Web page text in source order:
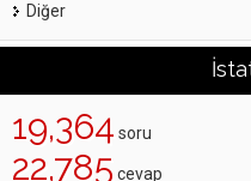
Diğer
19,364 soru
22,785 cevap